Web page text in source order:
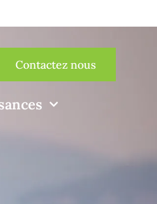
Contactez nous